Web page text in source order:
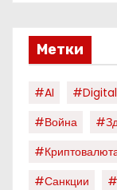
Метки
#AI #digital
#война
#санкции